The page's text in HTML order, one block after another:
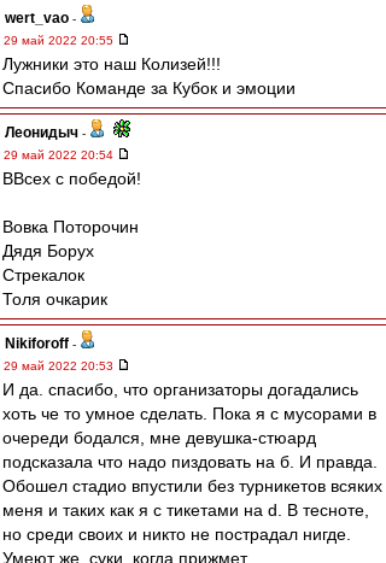
wert_vao -
29 май 2022 20:55
Лужники это наш Колизей!!!
Спасибо Команде за Кубок и эмоции
Леонидыч -
29 май 2022 20:54
ВВсех с победой!
Вовка Поторочин
Дядя Борух
Стрекалок
Толя очкарик
Nikiforoff -
29 май 2022 20:53
И да. спасибо, что организаторы догадались
хоть че то умное сделать. Пока я с мусорами в
очереди бодался, мне девушка-стюард
подсказала что надо пиздовать на б. И правда.
Обошел стадио впустили без турникетов всяких
меня и таких как я с тикетами на d. В тесноте,
но среди своих и никто не пострадал нигде.
Умеют же, суки, когда прижмет....